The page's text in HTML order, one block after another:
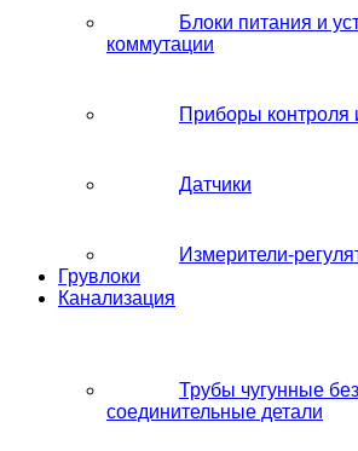
Блоки питания и
коммутации
Приборы контроля
Датчики
Измерители-
Грувлоки
Канализация
Трубы чугунные
соединительные детали